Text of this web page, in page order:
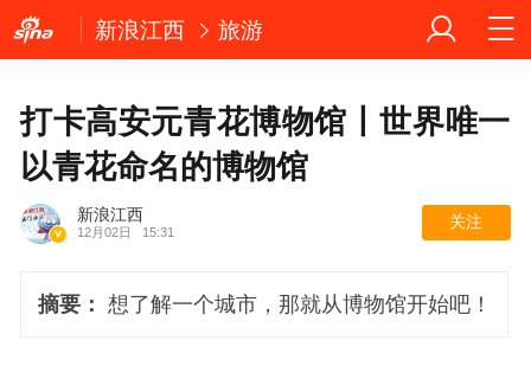
新浪江西 旅游
打卡高安元青花博物馆丨世界唯一
以青花命名的博物馆
新浪江西
12月02日 15:31
关注
摘要： 想了解一个城市，那就从博物馆开始吧！